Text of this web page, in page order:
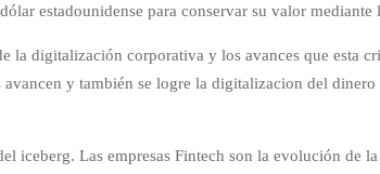
estadounidense para conservar su valor mediante
la digitalización corporativa y los avances que esta
y también se logre la digitalizacion del
iceberg. Las empresas Fintech son la evolución de